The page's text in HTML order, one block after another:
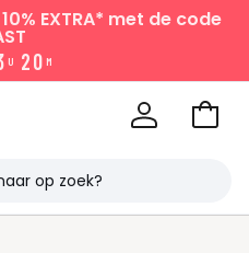
EXTRA* met de code
U 20 M
Naar